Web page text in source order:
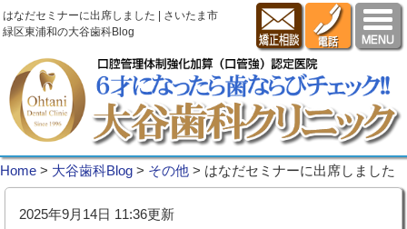
はなだセミナーに出席しました | さいたま市
緑区東浦和の大谷歯科Blog
Home > 大谷歯科Blog > その他 > はなだセミナーに出席しました
2025年9月14日 11:36更新